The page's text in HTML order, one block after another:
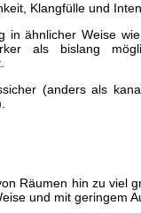
Klangfülle und
in ähnlicher Weise
als bislang
(anders als
Räumen hin zu viel
und mit geringem